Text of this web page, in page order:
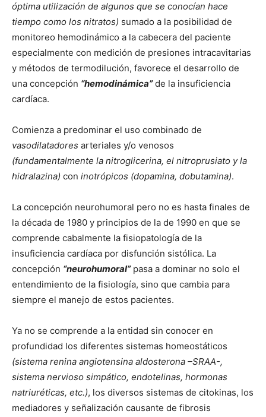
óptima utilización de algunos que se conocían hace
tiempo como los nitratos) sumado a la posibilidad de
monitoreo hemodinámico a la cabecera del paciente
especialmente con medición de presiones intracavitarias
y métodos de termodilución, favorece el desarrollo de
una concepción “hemodinámica”de la insuficiencia
cardíaca.
Comienza a predominar el uso combinado de
vasodilatadores arteriales y/o venosos
(fundamentalmente la nitroglicerina, el nitroprusiato y la
hidralazina) con inotrópicos (dopamina, dobutamina).
La concepción neurohumoral pero no es hasta finales de
la década de 1980 y principios de la de 1990 en que se
comprende cabalmente la fisiopatología de la
insuficiencia cardíaca por disfunción sistólica. La
concepción “neurohumoral”pasa a dominar no solo el
entendimiento de la fisiología, sino que cambia para
siempre el manejo de estos pacientes.
Ya no se comprende a la entidad sin conocer en
profundidad los diferentes sistemas homeostáticos
(sistema renina angiotensina aldosterona –SRAA-,
sistema nervioso simpático, endotelinas, hormonas
natriuréticas, etc.), los diversos sistemas de citokinas, los
mediadores y señalización causante de fibrosis